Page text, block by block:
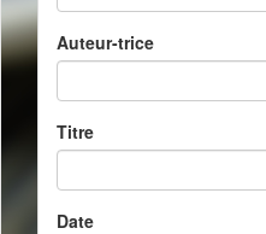
Auteur-trice
Titre
Date